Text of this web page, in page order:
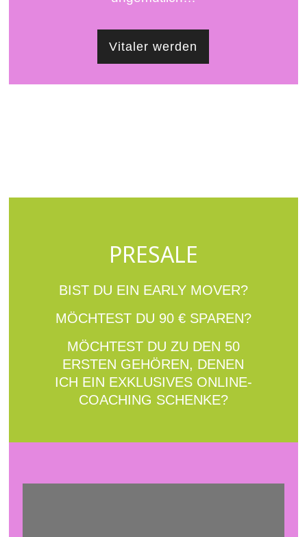
Vitaler werden
PRESALE
BIST DU EIN EARLY MOVER?
MÖCHTEST DU 90 € SPAREN?
MÖCHTEST DU ZU DEN 50
ERSTEN GEHÖREN, DENEN
ICH EIN EXKLUSIVES ONLINE-
COACHING SCHENKE?